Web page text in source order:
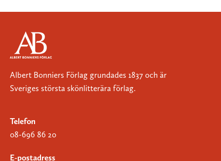
Albert Bonniers Förlag grundades 1837 och är
Sveriges största skönlitterära förlag.
Telefon
08-696 86 20
E-postadress